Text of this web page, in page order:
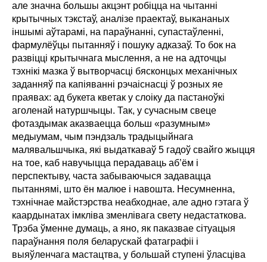
але значна большы акцэнт робіцца на чытанні
крытычных тэкстаў, аналізе праектаў, выкананых
іншымі аўтарамі, на параўнанні, супастаўленні,
фармулёўцы пытанняў і пошуку адказаў. То бок на
развіцці крытычнага мыслення, а не на адточцы
тэхнікі мазка ў вытворчасці бясконцых механічных
заданняў па капіяванні рэчаіснасці ў розных яе
праявах: ад букета кветак у слоіку да пастаноўкі
аголенай натуршчыцы. Так, у сучасным свеце
фотаздымак аказваецца больш «разумным»
медыумам, чым пэндзаль традыцыйнага
малявальшчыка, які выдаткаваў 5 гадоў свайго жыцця
на тое, каб навучыцца перадаваць аб’ём і
перспектыву, часта забываючыся задавацца
пытаннямі, што ён малюе і навошта. Несумненна,
тэхнічнае майстэрства неабходнае, але адно гэтага ў
каардынатах імкліва зменлівага свету недастаткова.
Трэба ўменне думаць, а яно, як паказвае сітуацыя
параўнання поля беларускай фатаграфіі і
выяўленчага мастацтва, у большай ступені ўласціва